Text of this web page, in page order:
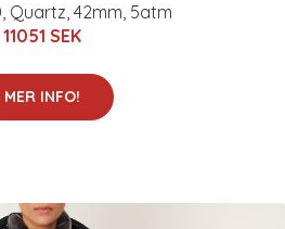
Quartz, 42mm, 5atm
11051 SEK
MER INFO!